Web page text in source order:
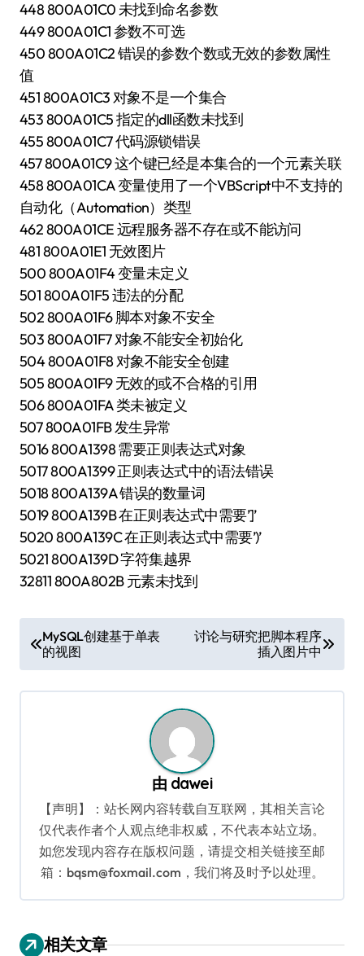
448 800A01C0 未找到命名参数
449 800A01C1 参数不可选
450 800A01C2 错误的参数个数或无效的参数属性
值
451 800A01C3 对象不是一个集合
453 800A01C5 指定的dll函数未找到
455 800A01C7 代码源锁错误
457 800A01C9 这个键已经是本集合的一个元素关联
458 800A01CA 变量使用了一个VBScript中不支持的
自动化（Automation）类型
462 800A01CE 远程服务器不存在或不能访问
481 800A01E1 无效图片
500 800A01F4 变量未定义
501 800A01F5 违法的分配
502 800A01F6 脚本对象不安全
503 800A01F7 对象不能安全初始化
504 800A01F8 对象不能安全创建
505 800A01F9 无效的或不合格的引用
506 800A01FA 类未被定义
507 800A01FB 发生异常
5016 800A1398 需要正则表达式对象
5017 800A1399 正则表达式中的语法错误
5018 800A139A 错误的数量词
5019 800A139B 在正则表达式中需要’]’
5020 800A139C 在正则表达式中需要’)’
5021 800A139D 字符集越界
32811 800A802B 元素未找到
章
导
MySQL创建基于单表
的视图
讨论与研究把脚本程序
插入图片中
由 dawei
【声明】：站长网内容转载自互联网，其相关言论
仅代表作者个人观点绝非权威，不代表本站立场。
如您发现内容存在版权问题，请提交相关链接至邮
箱：bqsm@foxmail.com，我们将及时予以处理。
相关文章